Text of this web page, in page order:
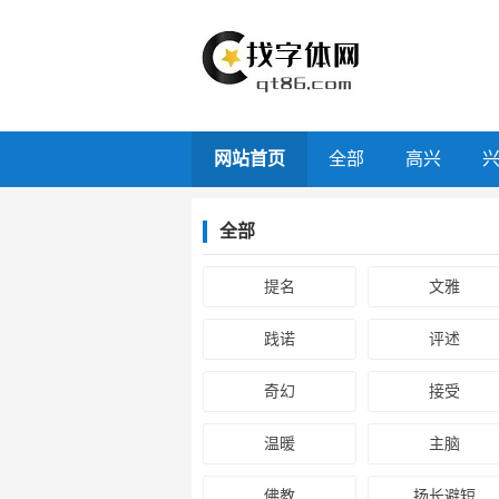
网站首页 全部 高兴
全部
提名 文雅
践诺 评述
奇幻 接受
温暖 主脑